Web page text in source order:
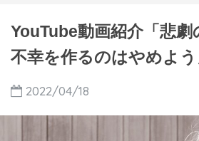
YouTube動画紹介「悲
不幸を作るのはやめよう
2022/04/18